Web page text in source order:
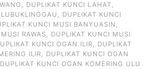
, DUPLIKAT KUNCI LAHAT,
, DUPLIKAT KUNCI
KUNCI MUSI BANYUASIN,
RAWAS, DUPLIKAT KUNCI MUSI
KUNCI OGAN ILIR, DUPLIKAT
ILIR, DUPLIKAT KUNCI OGAN
DUPLIKAT KUNCI OGAN KOMERING ULU